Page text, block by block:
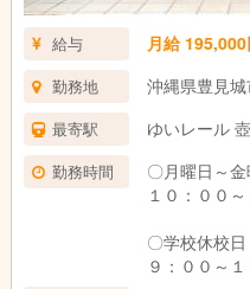
給与 月給 195,000
勤務地 沖縄県豊見
最寄駅 ゆいレール
勤務時間
〇月曜日～金
１０：００
〇学校休校日
９：００～